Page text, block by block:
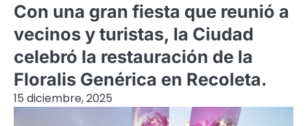
Con una gran fiesta que reunió a
vecinos y turistas, la Ciudad
celebró la restauración de la
Floralis Genérica en Recoleta.
15 diciembre, 2025